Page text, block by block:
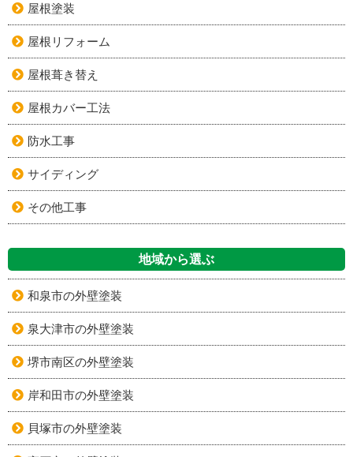
屋根塗装
屋根リフォーム
屋根葺き替え
屋根カバー工法
防水工事
サイディング
その他工事
地域から選ぶ
和泉市の外壁塗装
泉大津市の外壁塗装
堺市南区の外壁塗装
岸和田市の外壁塗装
貝塚市の外壁塗装